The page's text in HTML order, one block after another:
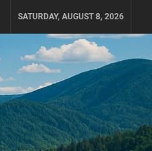
SATURDAY, AUGUST 8, 2026